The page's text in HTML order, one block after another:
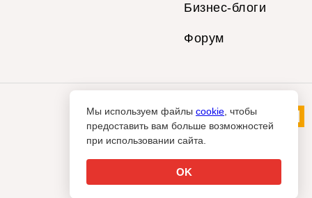
Бизнес-блоги
Форум
Мы используем файлы cookie , чтобы
предоставить вам больше возможностей
при использовании сайта.
OK